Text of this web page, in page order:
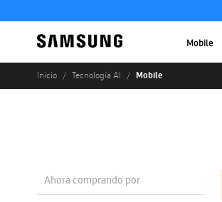
Mobile
Inicio Tecnología AI Mobile
Ahora comprando por